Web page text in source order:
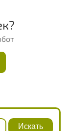
Искать